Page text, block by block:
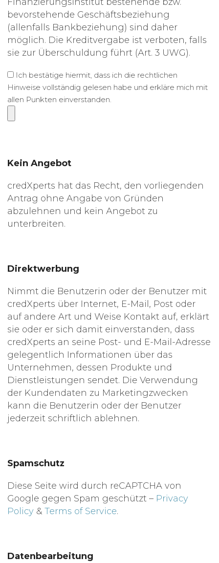
bevorstehende Geschäftsbeziehung
(allenfalls Bankbeziehung) sind daher
möglich. Die Kreditvergabe ist verboten, falls
sie zur Überschuldung führt (Art. 3 UWG).
Ich bestätige hiermit, dass ich die rechtlichen
Hinweise vollständig gelesen habe und erkläre mich mit
allen Punkten einverstanden.
Kein Angebot
credXperts hat das Recht, den vorliegenden
Antrag ohne Angabe von Gründen
abzulehnen und kein Angebot zu
unterbreiten.
Direktwerbung
Nimmt die Benutzerin oder der Benutzer mit
credXperts über Internet, E-Mail, Post oder
auf andere Art und Weise Kontakt auf, erklärt
sie oder er sich damit einverstanden, dass
credXperts an seine Post- und E-Mail-Adresse
gelegentlich Informationen über das
Unternehmen, dessen Produkte und
Dienstleistungen sendet. Die Verwendung
der Kundendaten zu Marketingzwecken
kann die Benutzerin oder der Benutzer
jederzeit schriftlich ablehnen.
Spamschutz
Diese Seite wird durch reCAPTCHA von
Google gegen Spam geschützt – Privacy
Policy & Terms of Service.
Datenbearbeitung